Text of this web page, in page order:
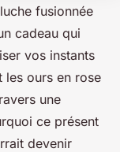
fusionnée
cadeau qui
vos instants
les ours en rose
une
ce présent
devenir